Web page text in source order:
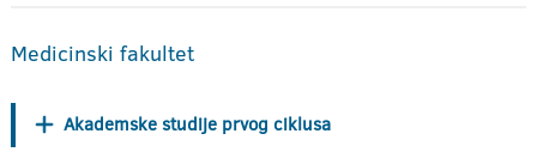
Medicinski fakultet
Akademske studije prvog ciklusa